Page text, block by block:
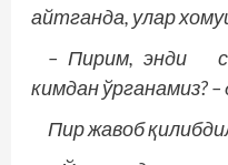
айтганда, улар
– Пирим, энди
кимдан ўрганамиз?
Пир жавоб